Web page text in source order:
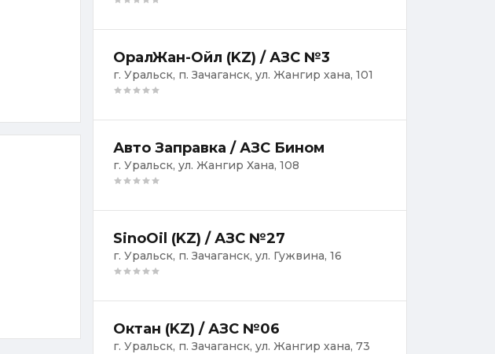
ОралЖан-Ойл (KZ) / АЗС №3
г. Уральск, п. Зачаганск, ул. Жангир хана, 101
Авто Заправка / АЗС Бином
г. Уральск, ул. Жангир Хана, 108
SinoOil (KZ) / АЗС №27
г. Уральск, п. Зачаганск, ул. Гужвина, 16
Октан (KZ) / АЗС №06
г. Уральск, п. Зачаганск, ул. Жангир хана, 73